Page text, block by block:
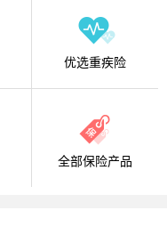
优选重疾险
全部保险产品